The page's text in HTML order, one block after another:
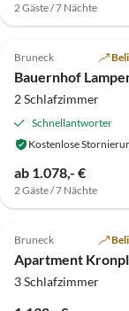
2 Gäste / 7 Nächte
5.0 (1)
Bruneck
2 Schlafzimmer
Schnellantworter
Kostenlose
ab 1.078,- €
2 Gäste / 7 Nächte
5.0 (1)
Bruneck
Apartment
3 Schlafzimmer